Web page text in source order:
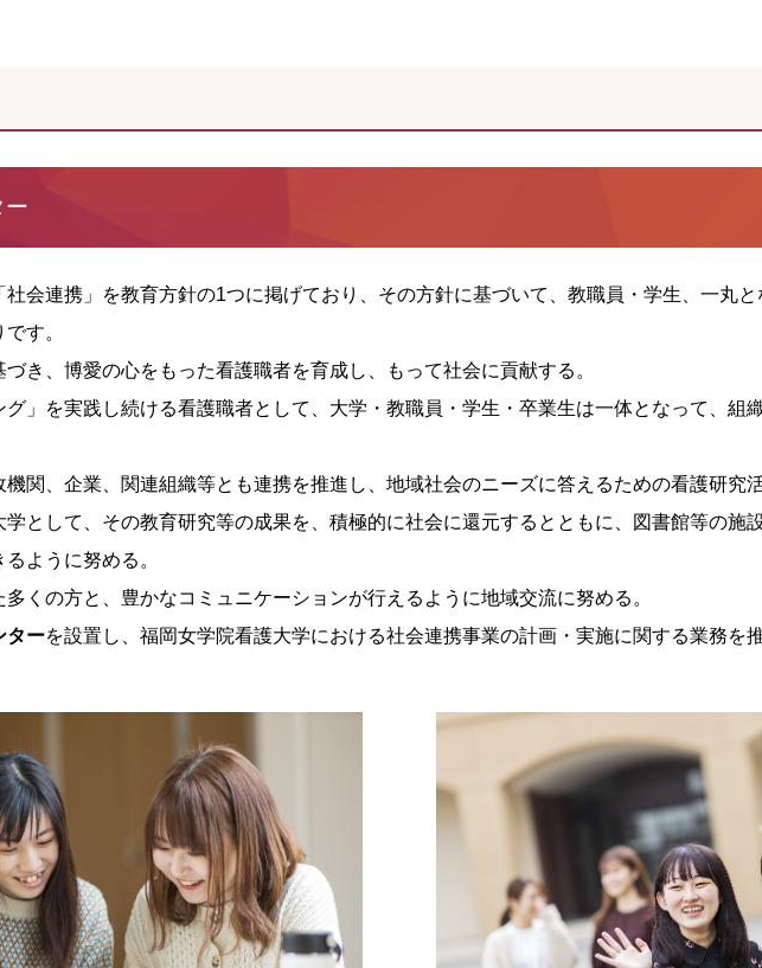
ー
会連携」を教育方針の1つに掲げており、その方針に基づいて、教職員・学生、一丸と
す。
き、博愛の心をもった看護職者を育成し、もって社会に貢献する。
グ」を実践し続ける看護職者として、大学・教職員・学生・卒業生は一体となって、組
機関、企業、関連組織等とも連携を推進し、地域社会のニーズに答えるための看護研究
学として、その教育研究等の成果を、積極的に社会に還元するとともに、図書館等の施
ように努める。
くの方と、豊かなコミュニケーションが行えるように地域交流に努める。
ターを設置し、福岡女学院看護大学における社会連携事業の計画・実施に関する業務を